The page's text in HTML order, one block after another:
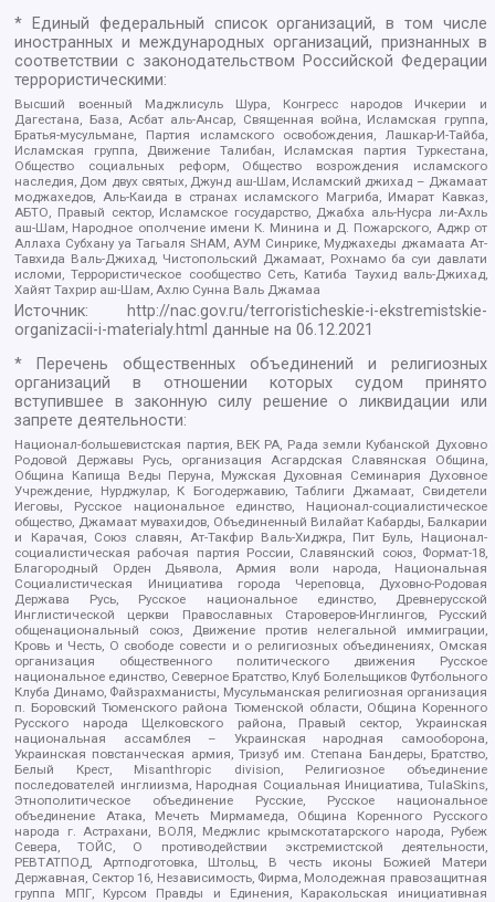
* Единый федеральный список организаций, в том числе
иностранных и международных организаций, признанных в
соответствии с законодательством Российской Федерации
террористическими:
Высший военный Маджлисуль Шура, Конгресс народов Ичкерии и
Дагестана, База, Асбат аль-Ансар, Священная война, Исламская группа,
Братья-мусульмане, Партия исламского освобождения, Лашкар-И-Тайба,
Исламская группа, Движение Талибан, Исламская партия Туркестана,
Общество социальных реформ, Общество возрождения исламского
наследия, Дом двух святых, Джунд аш-Шам, Исламский джихад – Джамаат
моджахедов, Аль-Каида в странах исламского Магриба, Имарат Кавказ,
АБТО, Правый сектор, Исламское государство, Джабха аль-Нусра ли-Ахль
аш-Шам, Народное ополчение имени К. Минина и Д. Пожарского, Аджр от
Аллаха Субхану уа Тагьаля SHAM, АУМ Синрике, Муджахеды джамаата Ат-
Тавхида Валь-Джихад, Чистопольский Джамаат, Рохнамо ба суи давлати
исломи, Террористическое сообщество Сеть, Катиба Таухид валь-Джихад,
Хайят Тахрир аш-Шам, Ахлю Сунна Валь Джамаа
Источник:
http://nac.gov.ru/terroristicheskie-i-ekstremistskie-
organizacii-i-materialy.html данные на06.12.2021
* Перечень общественных объединений и религиозных
организаций в отношении которых судом принято
вступившее в законную силу решение о ликвидации или
запрете деятельности:
Национал-большевистская партия, ВЕК РА, Рада земли Кубанской Духовно
Родовой Державы Русь, организация Асгардская Славянская Община,
Община Капища Веды Перуна, Мужская Духовная Семинария Духовное
Учреждение, Нурджулар, К Богодержавию, Таблиги Джамаат, Свидетели
Иеговы, Русское национальное единство, Национал-социалистическое
общество, Джамаат мувахидов, Объединенный Вилайат Кабарды, Балкарии
и Карачая, Союз славян, Ат-Такфир Валь-Хиджра, Пит Буль, Национал-
социалистическая рабочая партия России, Славянский союз, Формат-18,
Благородный Орден Дьявола, Армия воли народа, Национальная
Социалистическая Инициатива города Череповца, Духовно-Родовая
Держава Русь, Русское национальное единство, Древнерусской
Инглистической церкви Православных Староверов-Инглингов, Русский
общенациональный союз, Движение против нелегальной иммиграции,
Кровь и Честь, О свободе совести и о религиозных объединениях, Омская
организация общественного политического движения Русское
национальное единство, Северное Братство, Клуб Болельщиков Футбольного
Клуба Динамо, Файзрахманисты, Мусульманская религиозная организация
п. Боровский Тюменского района Тюменской области, Община Коренного
Русского народа Щелковского района, Правый сектор, Украинская
национальная ассамблея – Украинская народная самооборона,
Украинская повстанческая армия, Тризуб им. Степана Бандеры, Братство,
Белый Крест, Misanthropic division, Религиозное объединение
последователей инглиизма, Народная Социальная Инициатива, TulaSkins,
Этнополитическое объединение Русские, Русское национальное
объединение Атака, Мечеть Мирмамеда, Община Коренного Русского
народа г. Астрахани, ВОЛЯ, Меджлис крымскотатарского народа, Рубеж
Севера, ТОЙС, О противодействии экстремистской деятельности,
РЕВТАТПОД, Артподготовка, Штольц, В честь иконы Божией Матери
Державная, Сектор 16, Независимость, Фирма, Молодежная правозащитная
группа МПГ, Курсом Правды и Единения, Каракольская инициативная